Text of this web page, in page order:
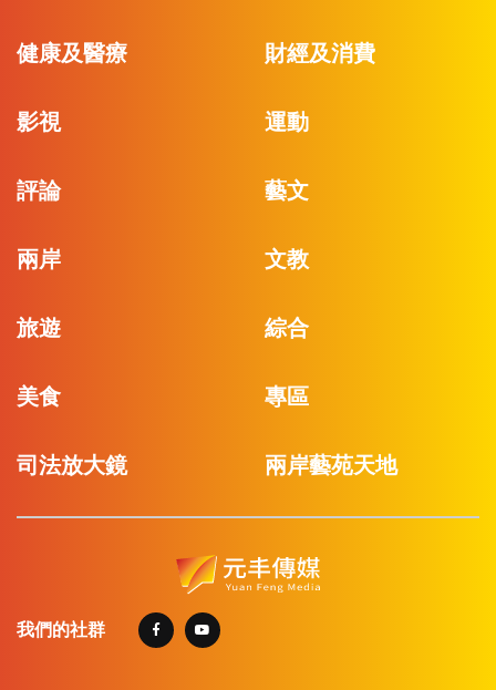
健康及醫療 財經及消費
影視 運動
評論 藝文
兩岸 文教
旅遊 綜合
美食 專區
司法放大鏡 兩岸藝苑天地
我們的社群